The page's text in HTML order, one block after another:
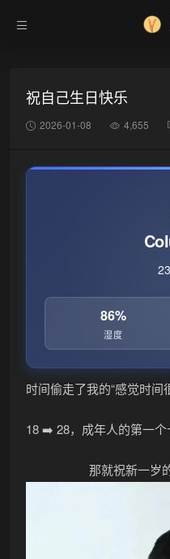
祝自己生日快乐
2026-01-08 4,655
86%
湿度
时间偷走了我的“感觉时间
18 ➡️ 28，成年人的第一个
那就祝新一岁